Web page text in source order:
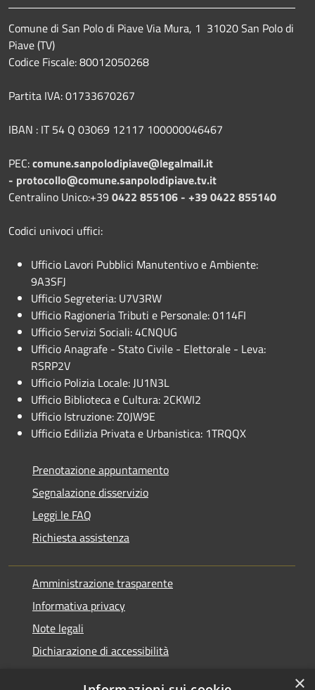
Comune di San Polo di Piave Via Mura, 1 31020 San Polo di
Piave (TV)
Codice Fiscale: 80012050268
Partita IVA: 01733670267
IBAN : IT 54 Q 03069 12117 100000046467
PEC:comune.sanpolodipiave@legalmail.it
- protocollo@comune.sanpolodipiave.tv.it
Centralino Unico:+39 0422 855106 - +39 0422 855140
Codici univoci uffici:
Ufficio Lavori Pubblici Manutentivo e Ambiente:
9A3SFJ
Ufficio Segreteria: U7V3RW
Ufficio Ragioneria Tributi e Personale: 0114FI
Ufficio Servizi Sociali: 4CNQUG
Ufficio Anagrafe - Stato Civile - Elettorale - Leva:
RSRP2V
Ufficio Polizia Locale: JU1N3L
Ufficio Biblioteca e Cultura: 2CKWI2
Ufficio Istruzione: Z0JW9E
Ufficio Edilizia Privata e Urbanistica: 1TRQQX
Prenotazione appuntamento
Segnalazione disservizio
Leggi le FAQ
Richiesta assistenza
Amministrazione trasparente
Informativa privacy
Note legali
Dichiarazione di accessibilità
×